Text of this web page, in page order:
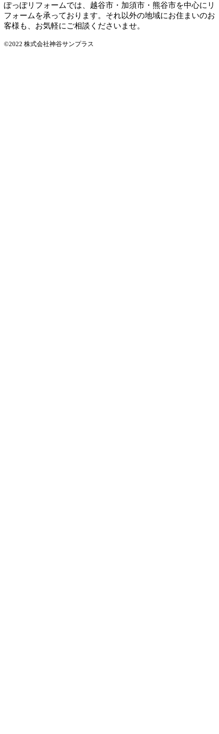
ぽっぽリフォームでは、越谷市・加須市・熊谷市を中心にリ
フォームを承っております。それ以外の地域にお住まいのお
客様も、お気軽にご相談くださいませ。
©2022 株式会社神谷サンプラス